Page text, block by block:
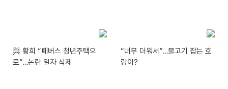
與 황희 “폐버스 청년주택으
로”…논란 일자 삭제
“너무 더워서”…물고기 잡는 호
랑이?